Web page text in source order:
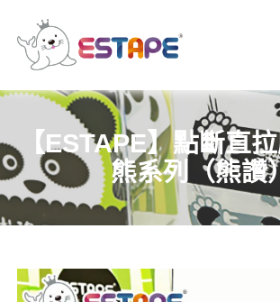
王
帶
｜
易
撕
膠
帶・
【ESTAPE】點斷直
熊系列（熊讚）